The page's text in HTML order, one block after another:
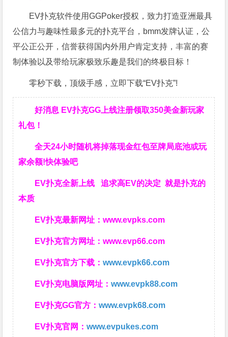
EV扑克软件使用GGPoker授权，致力打造亚洲最具
公信力与趣味性最多元的扑克平台，bmm发牌认证，公
平公正公开，信誉获得国内外用户肯定支持，丰富的赛
制体验以及带给玩家极致乐趣是我们的终极目标！
零秒下载，顶级手感，立即下载“EV扑克”!
好消息 EV扑克GG上线注册领取350美金新玩家
礼包！
全天24小时随机将掉落现金红包至牌局底池或玩
家余额!快体验吧
EV扑克全新上线 追求高EV的决定就是扑克的
本质
EV扑克最新网址：www.evpks.com
EV扑克官方网址：www.evp66.com
EV扑克官方下载：www.evpk66.com
EV扑克电脑版网址：www.evpk88.com
EV扑克GG官方：www.evpk68.com
EV扑克官网：www.evpukes.com